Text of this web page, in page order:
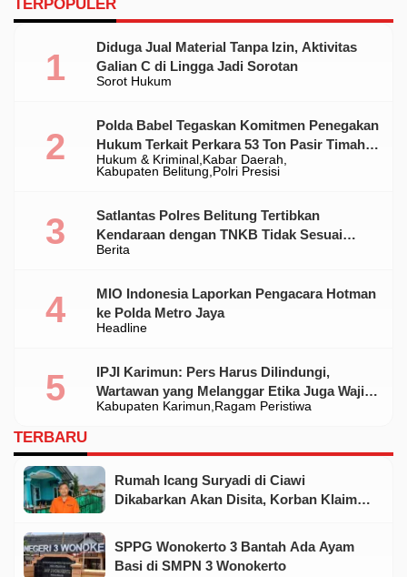
TERPOPULER
Sorot Hukum
Diduga Jual Material Tanpa Izin, Aktivitas
Galian C di Lingga Jadi Sorotan
Hukum & Kriminal Kabar Daerah
Kabupaten Belitung Polri Presisi
Polda Babel Tegaskan Komitmen Penegakan
Hukum Terkait Perkara 53 Ton Pasir Timah
Ilegal Di Belitung
Berita
Satlantas Polres Belitung Tertibkan
Kendaraan dengan TNKB Tidak Sesuai
Standar
Headline
MIO Indonesia Laporkan Pengacara Hotman
ke Polda Metro Jaya
Kabupaten Karimun Ragam Peristiwa
IPJI Karimun: Pers Harus Dilindungi,
Wartawan yang Melanggar Etika Juga Wajib
Dikoreksi
TERBARU
Rumah Icang Suryadi di Ciawi
Dikabarkan Akan Disita, Korban Klaim
SPPG Wonokerto 3 Bantah Ada Ayam
Basi di SMPN 3 Wonokerto